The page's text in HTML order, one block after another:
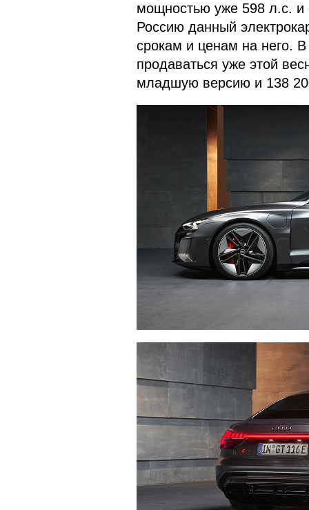
мощностью уже 598 л.с. и
Россию данный
срокам и ценам на него.
продаваться уже этой
младшую версию и 138